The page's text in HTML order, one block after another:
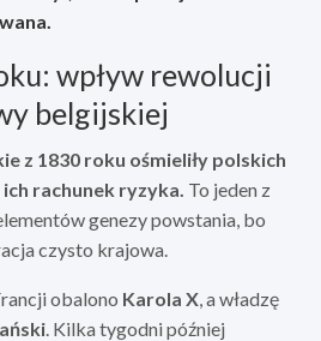
wpływ rewolucji
belgijskiej
z 1830 roku ośmieliły polskich
rachunek ryzyka. To jeden z
genezy powstania, bo
czysto krajowa.
obalono Karola X , a władzę
. Kilka tygodni później